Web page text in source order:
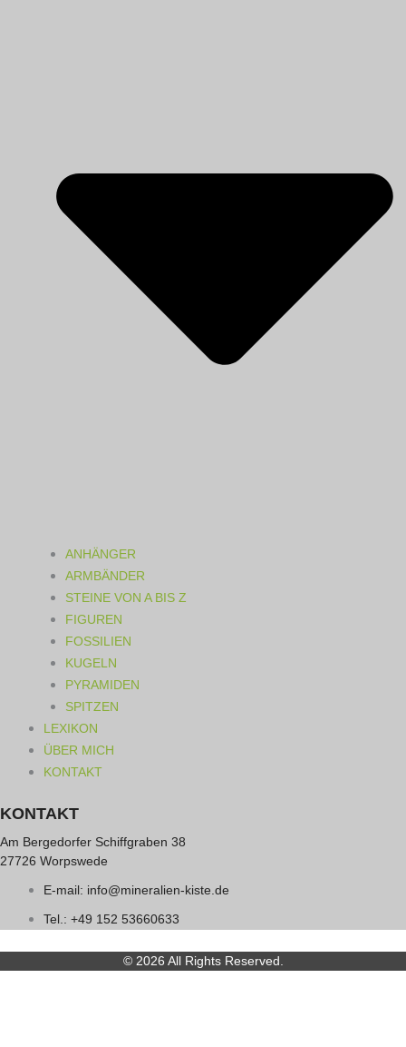
ANHÄNGER
ARMBÄNDER
STEINE VON A BIS Z
FIGUREN
FOSSILIEN
KUGELN
PYRAMIDEN
SPITZEN
LEXIKON
ÜBER MICH
KONTAKT
KONTAKT
Am Bergedorfer Schiffgraben 38
27726 Worpswede
E-mail: info@mineralien-kiste.de
Tel.: +49 152 53660633
© 2026 All Rights Reserved.